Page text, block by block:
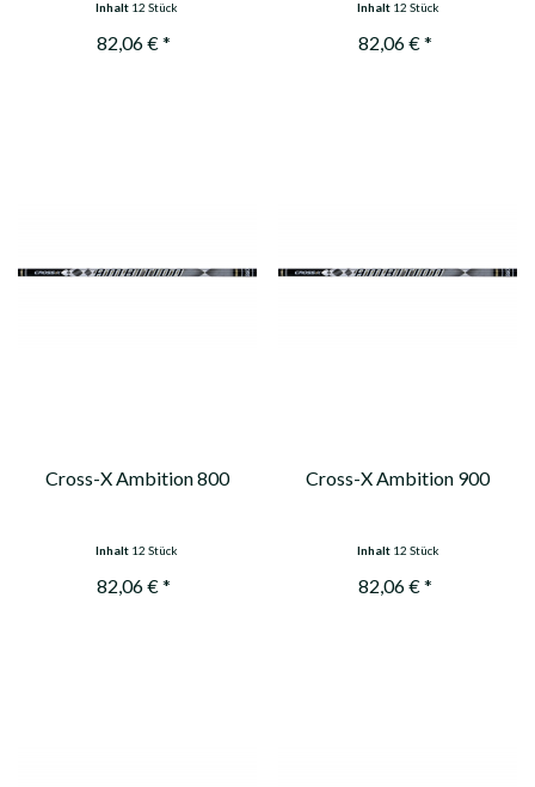
Inhalt 12 Stück
82,06 € *
Inhalt 12 Stück
82,06 € *
Cross-X Ambition 800
Inhalt 12 Stück
82,06 € *
Cross-X Ambition 900
Inhalt 12 Stück
82,06 € *